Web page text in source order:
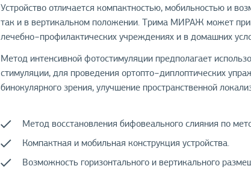
Устройство отличается компактностью, мобильностью и
так и в вертикальном положении. Трима МИРАЖ может
лечебно−профилактических учреждениях и в домашних
Метод интенсивной фотостимуляции предполагает
стимуляции, для проведения ортопто−диплоптических
бинокулярного зрения, улучшение пространственной
Метод восстановления бифовеального слияния по
Компактная и мобильная конструкция устройства.
Возможность горизонтального и вертикального